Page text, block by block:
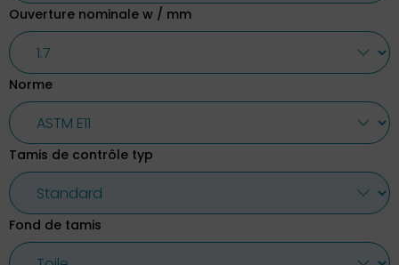
Ouverture nominale w / mm
Norme
Tamis de contrôle typ
Fond de tamis